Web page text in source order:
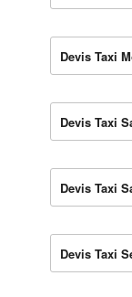
Devis Taxi
Devis Taxi
Devis Taxi
Devis Taxi